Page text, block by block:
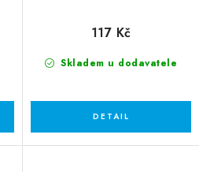
Skladem u dodavatele
117 Kč